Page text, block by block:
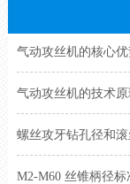
气动攻丝机的核心
气动攻丝机的技术原
螺丝攻牙钻孔径和
M2-M60 丝锥柄径标